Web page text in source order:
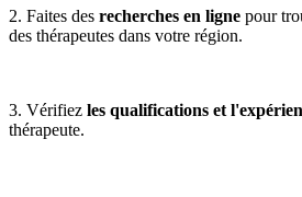
2. Faites des recherches en ligne pour
des thérapeutes dans votre région.
3. Vérifiez les qualifications et
thérapeute.